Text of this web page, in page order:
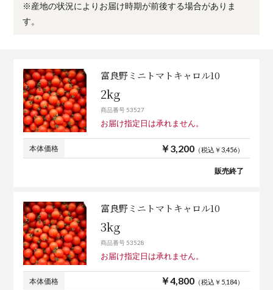
※産地の状況によりお届け時期が前後する場合がありま
す。
富良野ミニトマトキャロル10
2kg
商品番号 53527
お届け指定日は承れません。
本体価格 ￥3,200（税込￥3,456）
販売終了
富良野ミニトマトキャロル10
3kg
商品番号 53528
お届け指定日は承れません。
本体価格 ￥4,800（税込￥5,184）